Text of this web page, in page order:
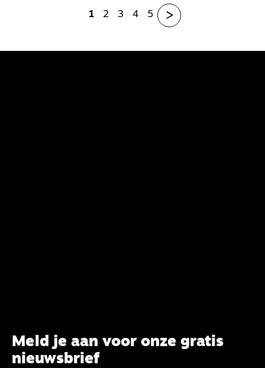
1 2 3 4 5 >
Meld je aan voor onze gratis
nieuwsbrief